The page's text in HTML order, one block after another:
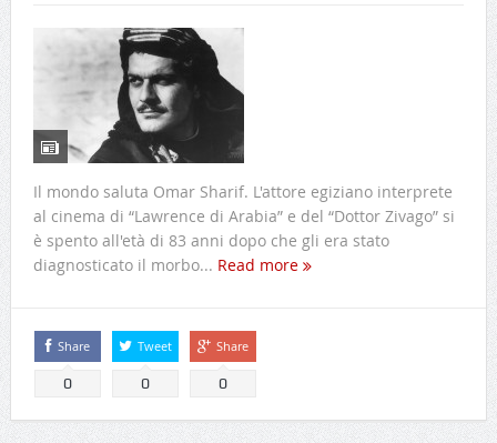
Il mondo saluta Omar Sharif. L'attore egiziano interprete
al cinema di “Lawrence di Arabia” e del “Dottor Zivago” si
è spento all'età di 83 anni dopo che gli era stato
diagnosticato il morbo... Read more
Share
0
Tweet
0
Share
0